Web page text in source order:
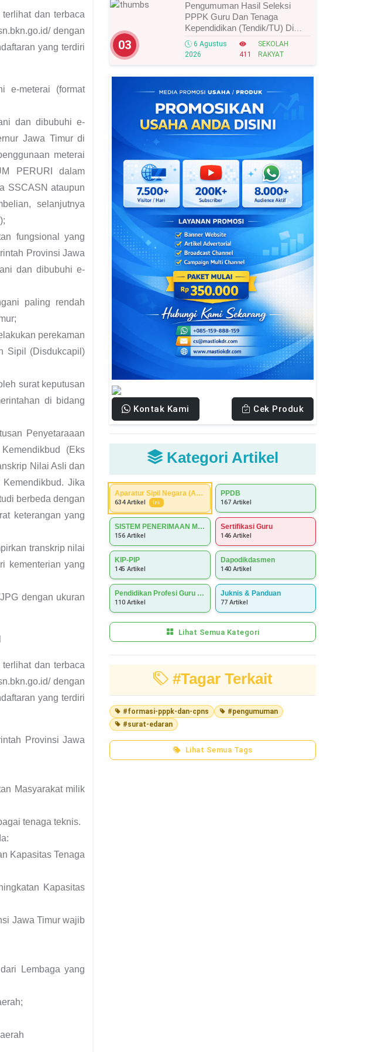
dan terbaca
dengan
yang terdiri
e-meterai (format
dan dibubuhi e-
Jawa Timur di
meterai
PERURI dalam
SSCASN ataupun
selanjutnya
fungsional yang
Provinsi Jawa
dan dibubuhi e-
paling rendah
perekaman
Sipil (Disdukcapil)
surat keputusan
di bidang
Penyetaraaan
(Eks
Nilai Asli dan
Jika
berbeda dengan
keterangan yang
transkrip nilai
kementerian yang
dengan ukuran
dan terbaca
dengan
yang terdiri
Provinsi Jawa
Masyarakat milik
tenaga teknis.
Kapasitas Tenaga
Kapasitas
Jawa Timur wajib
Lembaga yang
03
Pengumuman Hasil Seleksi
PPPK Guru Dan Tenaga
Kependidikan (Tendik/TU) Di
Sekolah Rakyat Tahun 2026
Lingkungan Kementerian Sosial
6 Agustus
2026
411
SEKOLAH
RAKYAT
Kontak Kami Cek Produk
Kategori Artikel
Aparatur Sipil Negara (ASN)
634 Artikel Ini
PPDB
167 Artikel
SISTEM PENERIMAAN MURID BARU (SPMB)
156 Artikel
Sertifikasi Guru
146 Artikel
KIP-PIP
145 Artikel
Dapodikdasmen
140 Artikel
Pendidikan Profesi Guru (PPG)
110 Artikel
Juknis & Panduan
77 Artikel
Lihat Semua Kategori
#Tagar Terkait
#formasi-pppk-dan-cpns
#pengumuman
#surat-edaran
Lihat Semua Tags